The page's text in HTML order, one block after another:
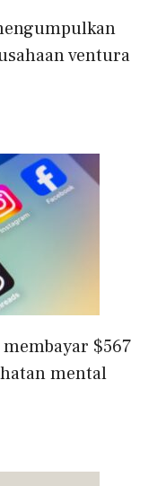
ventura
$567
mental